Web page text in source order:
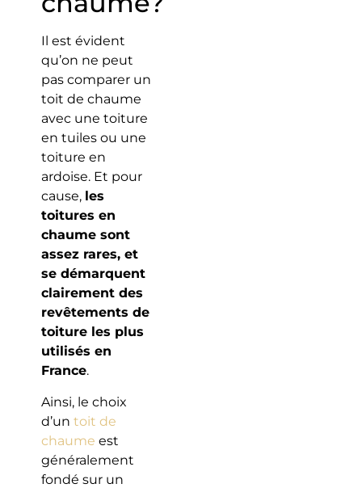
Il est évident
qu’on ne peut
pas comparer un
toit de chaume
avec une toiture
en tuiles ou une
toiture en
ardoise. Et pour
cause, les
toitures en
chaume sont
assez rares, et
se démarquent
clairement des
revêtements de
toiture les plus
utilisés en
France.
Ainsi, le choix
d’un toit de
chaume est
généralement
fondé sur un